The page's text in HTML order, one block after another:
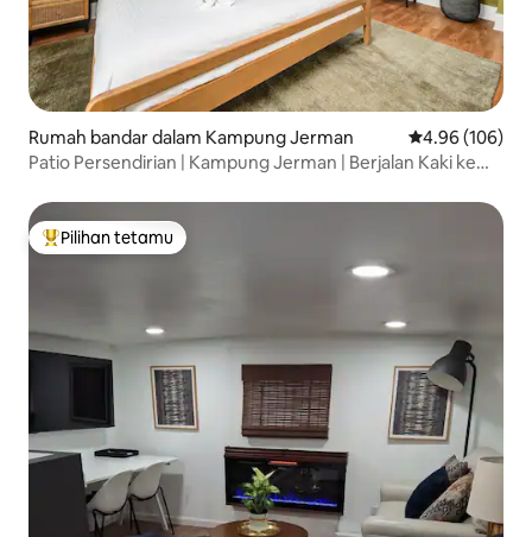
Rumah bandar dalam Kampung Jerman Penarafan
4.96 (106)
Patio Persendirian | Kampung Jerman | Berjalan Kaki ke
Pilihan utama tetamu
Pilihan tetamu